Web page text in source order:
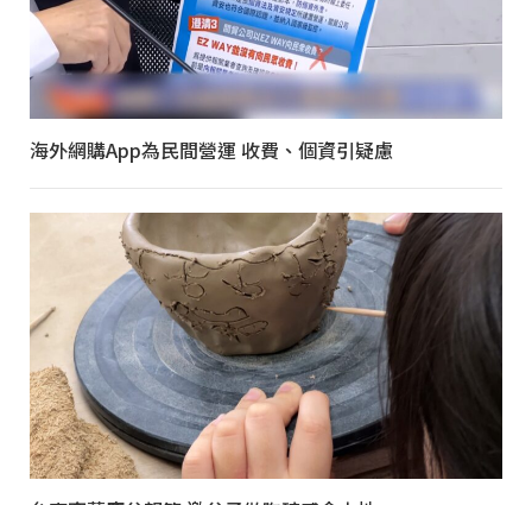
海外網購App為民間營運 收費、個資引疑慮